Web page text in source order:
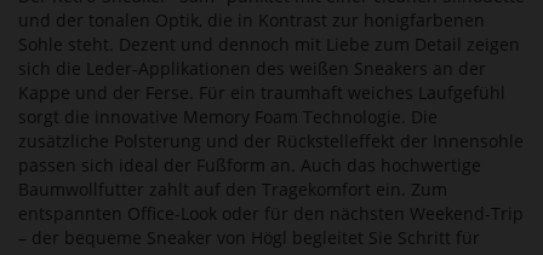
und der tonalen Optik, die in Kontrast zur honigfarbenen
Sohle steht. Dezent und dennoch mit Liebe zum Detail zeigen
sich die Leder-Applikationen des weißen Sneakers an der
Kappe und der Ferse. Für ein traumhaft weiches Laufgefühl
sorgt die innovative Memory Foam Technologie. Die
zusätzliche Polsterung und der Rückstelleffekt der Innensohle
passen sich ideal der Fußform an. Auch das hochwertige
Baumwollfutter zahlt auf den Tragekomfort ein. Zum
entspannten Office-Look oder für den nächsten Weekend-Trip
– der bequeme Sneaker von Högl begleitet Sie Schritt für